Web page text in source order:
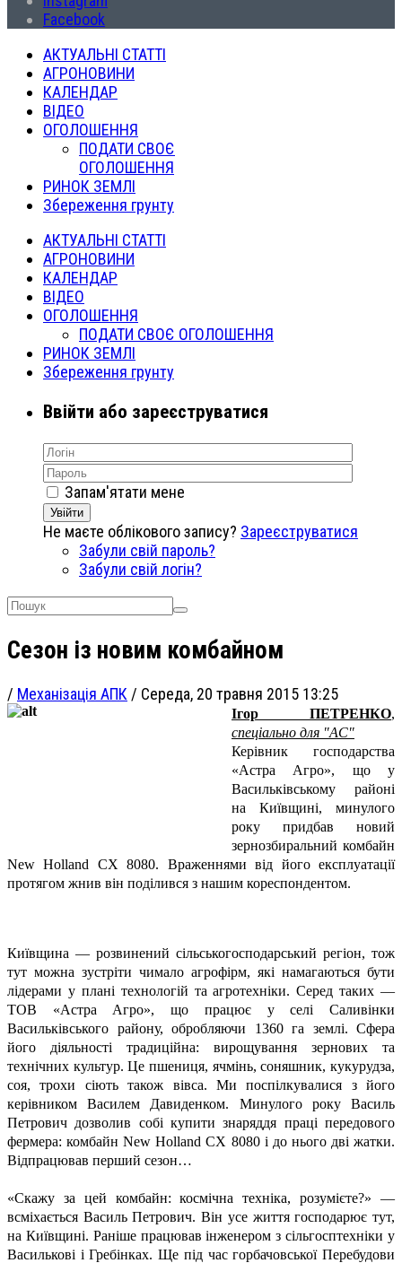
Facebook
АКТУАЛЬНІ СТАТТІ
АГРОНОВИНИ
КАЛЕНДАР
ВІДЕО
ОГОЛОШЕННЯ
ПОДАТИ СВОЄ
ОГОЛОШЕННЯ
РИНОК ЗЕМЛІ
Збереження грунту
АКТУАЛЬНІ СТАТТІ
АГРОНОВИНИ
КАЛЕНДАР
ВІДЕО
ОГОЛОШЕННЯ
ПОДАТИ СВОЄ ОГОЛОШЕННЯ
РИНОК ЗЕМЛІ
Збереження грунту
Ввійти або зареєструватися
Запам'ятати мене
Увійти
Не маєте облікового запису? Зареєструватися
Забули свій пароль?
Забули свій логін?
Сезон із новим комбайном
/ Механізація АПК / Середа, 20 травня 2015 13:25
Ігор ПЕТРЕНКО,
спеціально для "АС"
Керівник господарства
«Астра Агро», що у
Васильківському районі
на Київщині, минулого
року придбав новий
зернозбиральний комбайн
New Holland CX 8080. Враженнями від його експлуатації
протягом жнив він поділився з нашим кореспондентом.
Київщина — розвинений сільськогосподарський регіон, тож
тут можна зустріти чимало агрофірм, які намагаються бути
лідерами у плані технологій та агротехніки. Серед таких —
ТОВ «Астра Агро», що працює у селі Саливінки
Васильківського району, обробляючи 1360 га землі. Сфера
його діяльності традиційна: вирощування зернових та
технічних культур. Це пшениця, ячмінь, соняшник, кукурудза,
соя, трохи сіють також вівса. Ми поспілкувалися з його
керівником Василем Давиденком. Минулого року Василь
Петрович дозволив собі купити знаряддя праці передового
фермера: комбайн New Holland CX 8080 і до нього дві жатки.
Відпрацював перший сезон…
«Скажу за цей комбайн: космічна техніка, розумієте?» —
всміхається Василь Петрович. Він усе життя господарює тут,
на Київщині. Раніше працював інженером з сільгосптехніки у
Василькові і Гребінках. Ще під час горбачовської Перебудови